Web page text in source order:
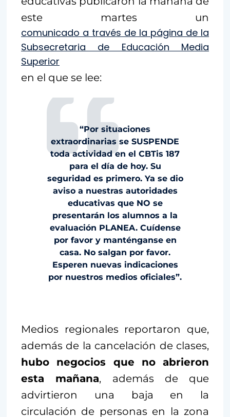
este martes un
comunicado a través de la página de la
Subsecretaria de Educación Media
Superior
en el que se lee:
“Por situaciones
extraordinarias se SUSPENDE
toda actividad en el CBTis 187
para el día de hoy. Su
seguridad es primero. Ya se dio
aviso a nuestras autoridades
educativas que NO se
presentarán los alumnos a la
evaluación PLANEA. Cuídense
por favor y manténganse en
casa. No salgan por favor.
Esperen nuevas indicaciones
por nuestros medios oficiales”.
Medios regionales reportaron que,
además de la cancelación de clases,
hubo negocios que no abrieron
esta mañana, además de que
advirtieron una baja en la
circulación de personas en la zona